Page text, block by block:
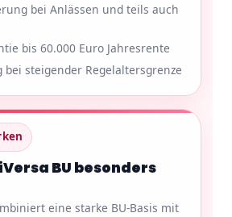
bei Anlässen und teils auch
bis 60.000 Euro Jahresrente
bei steigender Regelaltersgrenze
BU besonders
eine starke BU-Basis mit